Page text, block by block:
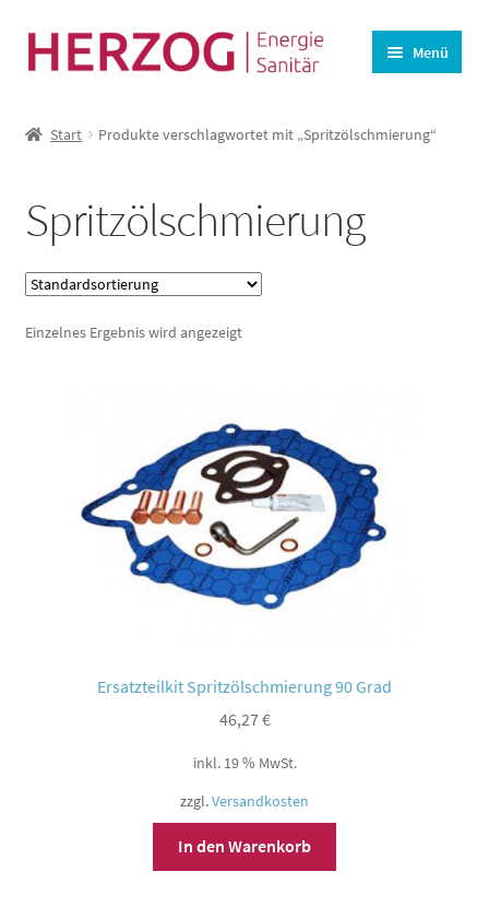
Zur
Navigation
Zum
Inhalt
Menü
BHKW-Ersatzteile
Lüftung
Angebote
Kasse
Start Produkte verschlagwortet mit „Spritzölschmierung“
Spritzölschmierung
Einzelnes Ergebnis wird angezeigt
Ersatzteilkit Spritzölschmierung 90 Grad
46,27€
inkl. 19 % MwSt.
zzgl.Versandkosten
In den Warenkorb